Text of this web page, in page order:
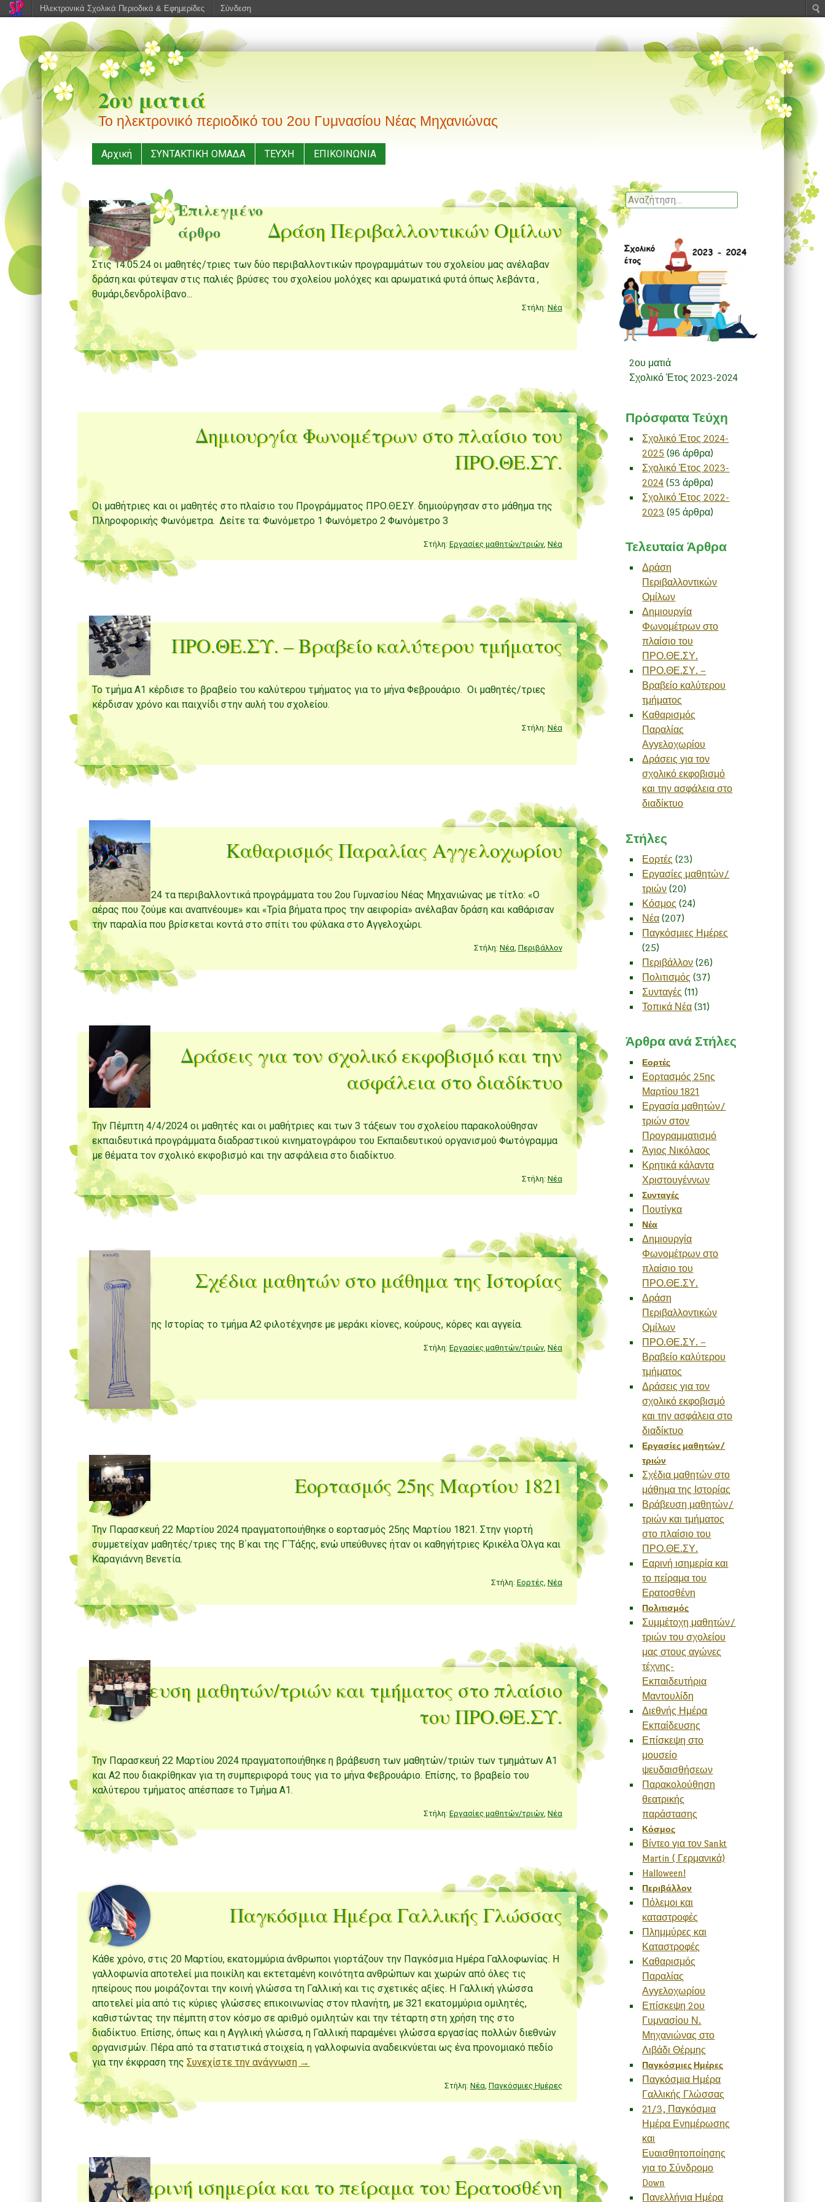
2ου ματιά
Το ηλεκτρονικό περιοδικό του 2ου Γυμνασίου Νέας Μηχανιώνας
Μενού
Μεταπηδήστε
στο
Αρχική ΣΥΝΤΑΚΤΙΚΗ ΟΜΑΔΑ ΤΕΥΧΗ ΕΠΙΚΟΙΝΩΝΙΑ
Επιλεγμένο
άρθρο
Δράση Περιβαλλοντικών Ομίλων
Στις 14.05.24 οι μαθητές/τριες των δύο περιβαλλοντικών προγραμμάτων του σχολείου μας ανέλαβαν
δράση.και φύτεψαν στις παλιές βρύσες του σχολείου μολόχες και αρωματικά φυτά όπως λεβάντα ,
θυμάρι,δενδρολίβανο...
Στήλη: Νέα
Δημιουργία Φωνομέτρων στο πλαίσιο του
ΠΡΟ.ΘΕ.ΣΥ.
Οι μαθήτριες και οι μαθητές στο πλαίσιο του Προγράμματος ΠΡΟ.ΘΕ.ΣΥ. δημιούργησαν στο μάθημα της
Πληροφορικής Φωνόμετρα. Δείτε τα: Φωνόμετρο 1 Φωνόμετρο 2 Φωνόμετρο 3
Στήλη: Εργασίες μαθητών/τριών, Νέα
ΠΡΟ.ΘΕ.ΣΥ. – Βραβείο καλύτερου τμήματος
Το τμήμα Α1 κέρδισε το βραβείο του καλύτερου τμήματος για το μήνα Φεβρουάριο. Οι μαθητές/τριες
κέρδισαν χρόνο και παιχνίδι στην αυλή του σχολείου.
Στήλη: Νέα
Καθαρισμός Παραλίας Αγγελοχωρίου
Στις 08.04.2024 τα περιβαλλοντικά προγράμματα του 2ου Γυμνασίου Νέας Μηχανιώνας με τίτλο: «Ο
αέρας που ζούμε και αναπνέουμε» και «Τρία βήματα προς την αειφορία» ανέλαβαν δράση και καθάρισαν
την παραλία που βρίσκεται κοντά στο σπίτι του φύλακα στο Αγγελοχώρι.
Στήλη: Νέα Περιβάλλον
Δράσεις για τον σχολικό εκφοβισμό και την
ασφάλεια στο διαδίκτυο
Την Πέμπτη 4/4/2024 οι μαθητές και οι μαθήτριες και των 3 τάξεων του σχολείου παρακολούθησαν
εκπαιδευτικά προγράμματα διαδραστικού κινηματογράφου του Εκπαιδευτικού οργανισμού Φωτόγραμμα
με θέματα τον σχολικό εκφοβισμό και την ασφάλεια στο διαδίκτυο.
Στήλη: Νέα
Σχέδια μαθητών στο μάθημα της Ιστορίας
Στο μάθημα της Ιστορίας το τμήμα Α2 φιλοτέχνησε με μεράκι κίονες, κούρους, κόρες και αγγεία.
Στήλη: Εργασίες μαθητών/τριών, Νέα
Εορτασμός 25ης Μαρτίου 1821
Την Παρασκευή 22 Μαρτίου 2024 πραγματοποιήθηκε ο εορτασμός 25ης Μαρτίου 1821. Στην γιορτή
συμμετείχαν μαθητές/τριες της Β΄και της Γ΄Τάξης, ενώ υπεύθυνες ήταν οι καθηγήτριες Κρικέλα Όλγα και
Καραγιάννη Βενετία.
Στήλη: Εορτές, Νέα
Βράβευση μαθητών/τριών και τμήματος στο πλαίσιο
του ΠΡΟ.ΘΕ.ΣΥ.
Την Παρασκευή 22 Μαρτίου 2024 πραγματοποιήθηκε η βράβευση των μαθητών/τριών των τμημάτων Α1
και Α2 που διακρίθηκαν για τη συμπεριφορά τους για το μήνα Φεβρουάριο. Επίσης, το βραβείο του
καλύτερου τμήματος απέσπασε το Τμήμα Α1.
Στήλη: Εργασίες μαθητών/τριών, Νέα
Παγκόσμια Ημέρα Γαλλικής Γλώσσας
Κάθε χρόνο, στις 20 Μαρτίου, εκατομμύρια άνθρωποι γιορτάζουν την Παγκόσμια Ημέρα Γαλλοφωνίας. Η
γαλλοφωνία αποτελεί μια ποικίλη και εκτεταμένη κοινότητα ανθρώπων και χωρών από όλες τις
ηπείρους που μοιράζονται την κοινή γλώσσα τη Γαλλική και τις σχετικές αξίες. Η Γαλλική γλώσσα
αποτελεί μία από τις κύριες γλώσσες επικοινωνίας στον πλανήτη, με 321 εκατομμύρια ομιλητές,
καθιστώντας την πέμπτη στον κόσμο σε αριθμό ομιλητών και την τέταρτη στη χρήση της στο
διαδίκτυο. Επίσης, όπως και η Αγγλική γλώσσα, η Γαλλική παραμένει γλώσσα εργασίας πολλών διεθνών
οργανισμών. Πέρα από τα στατιστικά στοιχεία, η γαλλοφωνία αναδεικνύεται ως ένα προνομιακό πεδίο
για την έκφραση τηςΣυνεχίστε την ανάγνωση →
Στήλη: Νέα, Παγκόσμιες Ημέρες
Εαρινή ισημερία και το πείραμα του Ερατοσθένη
Αναζητηση
2ου ματιά
Σχολικό Έτος 2023-2024
Πρόσφατα Τεύχη
Σχολικό Έτος 2024-
2025 (96 άρθρα)
Σχολικό Έτος 2023-
2024 (53 άρθρα)
Σχολικό Έτος 2022-
2023 (95 άρθρα)
Τελευταία Άρθρα
Δράση
Περιβαλλοντικών
Ομίλων
Δημιουργία
Φωνομέτρων στο
πλαίσιο του
ΠΡΟ.ΘΕ.ΣΥ.
ΠΡΟ.ΘΕ.ΣΥ. –
Βραβείο καλύτερου
τμήματος
Καθαρισμός
Παραλίας
Αγγελοχωρίου
Δράσεις για τον
σχολικό εκφοβισμό
και την ασφάλεια στο
διαδίκτυο
Στήλες
Εορτές (23)
Εργασίες μαθητών/
τριών (20)
Κόσμος (24)
Νέα (207)
Παγκόσμιες Ημέρες
(25)
Περιβάλλον (26)
Πολιτισμός (37)
Συνταγές (11)
Τοπικά Νέα (31)
Άρθρα ανά Στήλες
Εορτές
Εορτασμός 25ης
Μαρτίου 1821
Εργασία μαθητών/
τριών στον
Προγραμματισμό
Άγιος Νικόλαος
Κρητικά κάλαντα
Χριστουγέννων
Συνταγές
Πουτίγκα
Νέα
Δημιουργία
Φωνομέτρων στο
πλαίσιο του
ΠΡΟ.ΘΕ.ΣΥ.
Δράση
Περιβαλλοντικών
Ομίλων
ΠΡΟ.ΘΕ.ΣΥ. –
Βραβείο καλύτερου
τμήματος
Δράσεις για τον
σχολικό εκφοβισμό
και την ασφάλεια στο
διαδίκτυο
Εργασίες μαθητών/
τριών
Σχέδια μαθητών στο
μάθημα της Ιστορίας
Βράβευση μαθητών/
τριών και τμήματος
στο πλαίσιο του
ΠΡΟ.ΘΕ.ΣΥ.
Εαρινή ισημερία και
το πείραμα του
Ερατοσθένη
Πολιτισμός
Συμμέτοχη μαθητών/
τριών του σχολείου
μας στους αγώνες
τέχνης-
Εκπαιδευτήρια
Μαντουλίδη
Διεθνής Ημέρα
Εκπαίδευσης
Επίσκεψη στο
μουσείο
ψευδαισθήσεων
Παρακολούθηση
θεατρικής
παράστασης
Κόσμος
Βίντεο για τον Sankt
Martin ( Γερμανικά)
Halloween!
Περιβάλλον
Πόλεμοι και
καταστροφές
Πλημμύρες και
Καταστροφές
Καθαρισμός
Παραλίας
Αγγελοχωρίου
Επίσκεψη 2ου
Γυμνασίου Ν.
Μηχανιώνας στο
Λιβάδι Θέρμης
Παγκόσμιες Ημέρες
Παγκόσμια Ημέρα
Γαλλικής Γλώσσας
21/3, Παγκόσμια
Ημέρα Ενημέρωσης
και
Ευαισθητοποίησης
για το Σύνδρομο
Down
Πανελλήνια Ημέρα
Ηλεκτρονικά Σχολικά Περιοδικά & Εφημερίδες Σύνδεση